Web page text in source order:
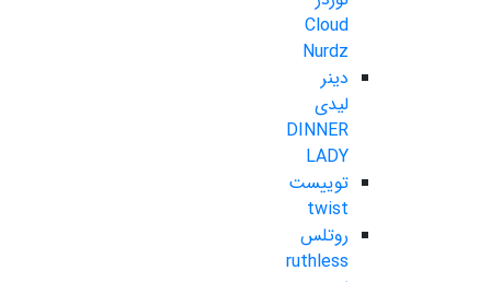
Cloud
Nurdz
دینر
لیدی
DINNER
LADY
توییست
twist
روتلس
ruthless